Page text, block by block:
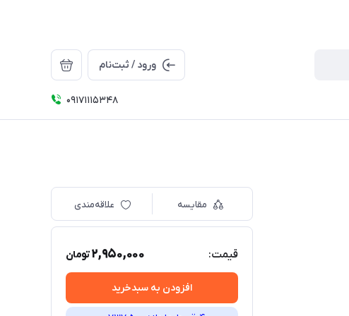
ورود / ثبت‌نام
09171115348
مقایسه علاقه‌مندی
قیمت: 2,950,000تومان
افزودن به سبدخرید